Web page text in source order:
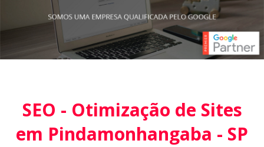
SEO - Otimização de Sites
em Pindamonhangaba - SP